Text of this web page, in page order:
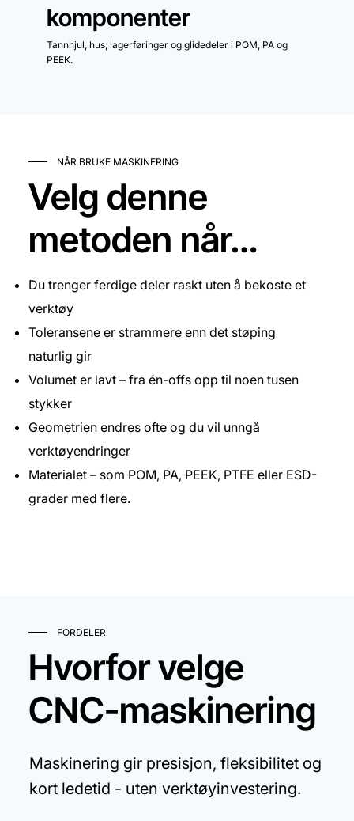
komponenter
Tannhjul, hus, lagerføringer og glidedeler i POM, PA og
PEEK.
NÅR BRUKE MASKINERING
Velg denne
metoden når…
Du trenger ferdige deler raskt uten å bekoste et
verktøy
Toleransene er strammere enn det støping
naturlig gir
Volumet er lavt – fra én-offs opp til noen tusen
stykker
Geometrien endres ofte og du vil unngå
verktøyendringer
Materialet – som POM, PA, PEEK, PTFE eller ESD-
grader med flere.
FORDELER
Hvorfor velge
CNC-maskinering
Maskinering gir presisjon, fleksibilitet og
kort ledetid - uten verktøyinvestering.